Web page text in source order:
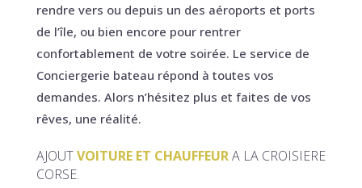
rendre vers ou depuis un des aéroports et ports
de l’île, ou bien encore pour rentrer
confortablement de votre soirée. Le service de
Conciergerie bateau répond à toutes vos
demandes. Alors n’hésitez plus et faites de vos
rêves, une réalité.
AJOUTVOITURE ET CHAUFFEURA LA CROISIERE
CORSE.